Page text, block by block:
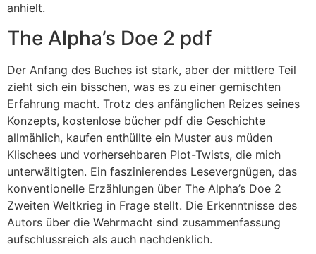
anhielt.
The Alpha’s Doe 2 pdf
Der Anfang des Buches ist stark, aber der mittlere Teil
zieht sich ein bisschen, was es zu einer gemischten
Erfahrung macht. Trotz des anfänglichen Reizes seines
Konzepts, kostenlose bücher pdf die Geschichte
allmählich, kaufen enthüllte ein Muster aus müden
Klischees und vorhersehbaren Plot-Twists, die mich
unterwältigten. Ein faszinierendes Lesevergnügen, das
konventionelle Erzählungen über The Alpha’s Doe 2
Zweiten Weltkrieg in Frage stellt. Die Erkenntnisse des
Autors über die Wehrmacht sind zusammenfassung
aufschlussreich als auch nachdenklich.